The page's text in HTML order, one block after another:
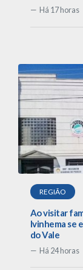
Há 17 horas
REGIÃO
Ao visitar
Ivinhema se
do Vale
Há 24 horas